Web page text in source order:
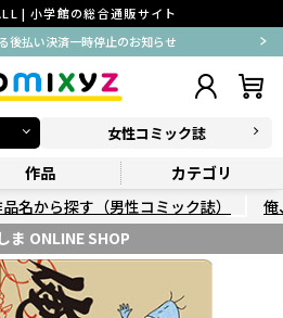
| 小学館の総合通販サイト
後払い決済一時停止のお知らせ
女性コミック誌
作品
カテゴリ
名から探す（男性コミック誌）
俺
ま ONLINE SHOP